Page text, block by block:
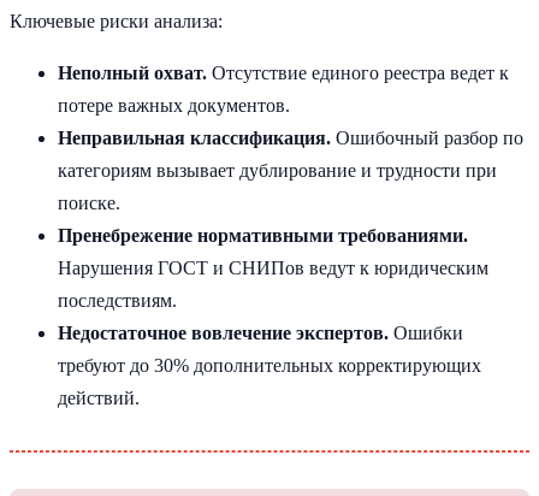
Ключевые риски анализа:
Неполный охват. Отсутствие единого реестра ведет к
потере важных документов.
Неправильная классификация. Ошибочный разбор по
категориям вызывает дублирование и трудности при
поиске.
Пренебрежение нормативными требованиями.
Нарушения ГОСТ и СНИПов ведут к юридическим
последствиям.
Недостаточное вовлечение экспертов. Ошибки
требуют до 30% дополнительных корректирующих
действий.